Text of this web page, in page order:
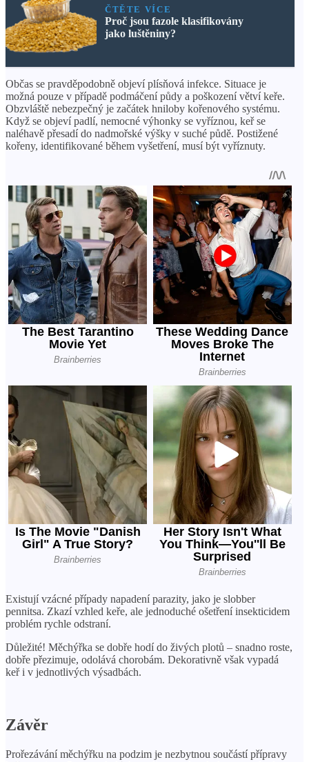
ČTĚTE VÍCE
Proč jsou fazole klasifikovány
jako luštěniny?
Občas se pravděpodobně objeví plísňová infekce. Situace je
možná pouze v případě podmáčení půdy a poškození větví keře.
Obzvláště nebezpečný je začátek hniloby kořenového systému.
Když se objeví padlí, nemocné výhonky se vyříznou, keř se
naléhavě přesadí do nadmořské výšky v suché půdě. Postižené
kořeny, identifikované během vyšetření, musí být vyříznuty.
Existují vzácné případy napadení parazity, jako je slobber
pennitsa. Zkazí vzhled keře, ale jednoduché ošetření insekticidem
problém rychle odstraní.
Důležité! Měchýřka se dobře hodí do živých plotů – snadno roste,
dobře přezimuje, odolává chorobám. Dekorativně však vypadá
keř i v jednotlivých výsadbách.
Závěr
Prořezávání měchýřku na podzim je nezbytnou součástí přípravy